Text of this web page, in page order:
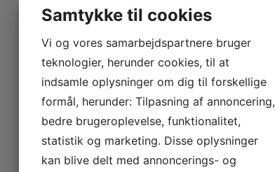
Samtykke til cookies
Vi og vores samarbejdspartnere bruger
teknologier, herunder cookies, til at
indsamle oplysninger om dig til forskellige
formål, herunder: Tilpasning af annoncering,
bedre brugeroplevelse, funktionalitet,
statistik og marketing. Disse oplysninger
kan blive delt med annoncerings- og